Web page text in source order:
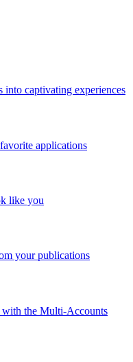
into captivating experiences
applications
like you
your publications
with the Multi-Accounts